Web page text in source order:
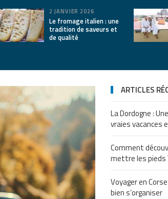
2 JANVIER 2026
Le fromage italien : une
tradition de saveurs et
de qualité
ARTICLES
La Dordogne :
vraies vacances
Comment
mettre les pieds
Voyager en
bien s’organiser